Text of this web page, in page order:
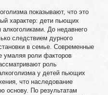
показывают, что это
характер: дети пьющих
алкоголиками. До недавнего
следствием дурного
в семье. Современные
умаляя роли факторов
роль
у детей пьющих
что наследование
основу. По результатам